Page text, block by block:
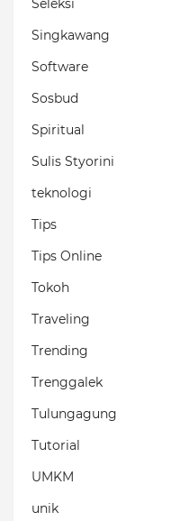
Seleksi
Singkawang
Software
Sosbud
Spiritual
Sulis Styorini
teknologi
Tips
Tips Online
Tokoh
Traveling
Trending
Trenggalek
Tulungagung
Tutorial
UMKM
unik